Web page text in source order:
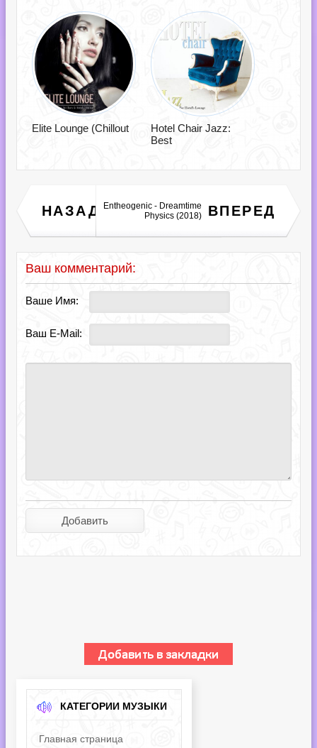
Elite Lounge (Chillout
Hotel Chair Jazz:
Best
НАЗАД
Retro Remix Quality Vol.46ВПЕРЕД
Entheogenic - Dreamtime
Physics (2018)
Ваш комментарий:
Ваше Имя:
Ваш E-Mail:
КАТЕГОРИИ МУЗЫКИ
Главная страница